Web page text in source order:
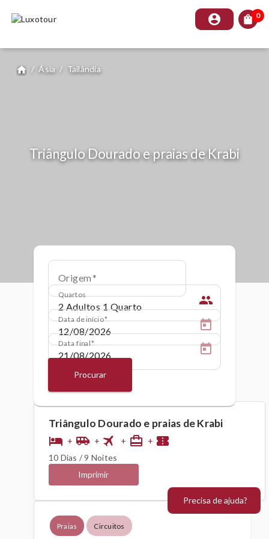
account_circle shopping_bag 0
home / Ásia / Tailândia
Triângulo Dourado e praias de Krabi
Origem
Quartos people
Data de início
Data final
Procurar
Praias Circuitos
Triângulo Dourado e praias de Krabi
hotel + airport_shuttle + flight + card_travel + confirmation_number
10 Dias / 9 Noites
Imprimir
Precisa de ajuda?